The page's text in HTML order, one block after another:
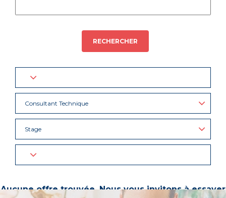
RECHERCHER
Consultant Technique
Stage
Aucune offre trouvée. Nous vous invitons à essayer